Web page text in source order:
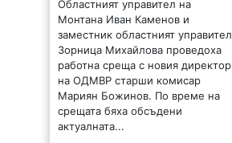
Зорница Михайлова проведоха
работна среща с новия директор
на ОДМВР старши комисар
Мариян Божинов. По време на
срещата бяха обсъдени
актуалната...